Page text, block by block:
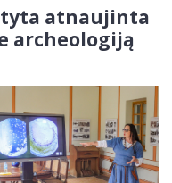
atnaujinta
archeologiją